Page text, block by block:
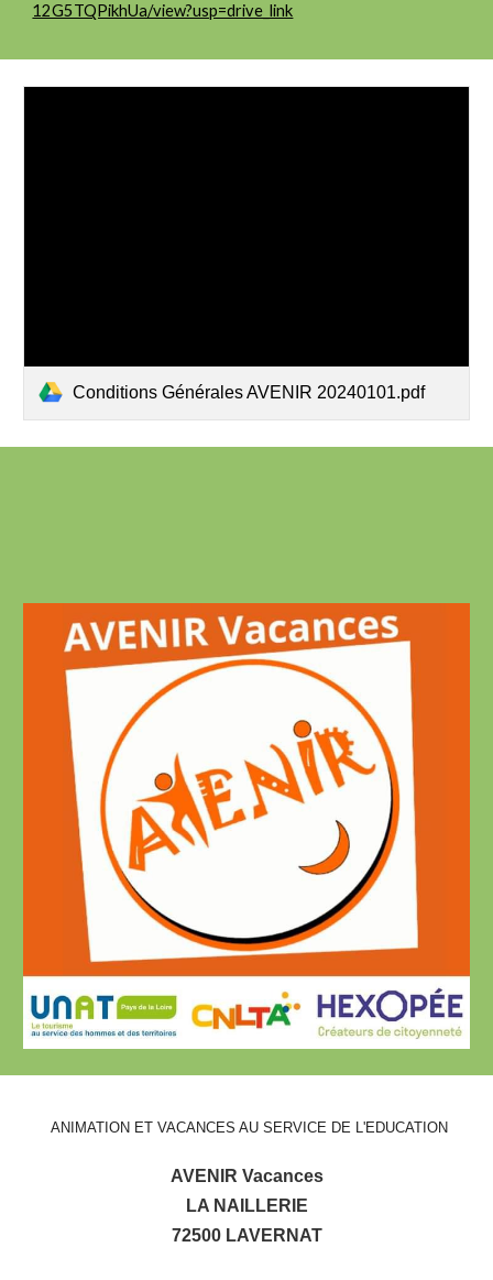
12G5TQPikhUa/view?usp=drive_link
Conditions Générales AVENIR 20240101.pdf
ANIMATION ET VACANCES AU SERVICE DE L'EDUCATION
AVENIR Vacances
LA NAILLERIE
72500 LAVERNAT